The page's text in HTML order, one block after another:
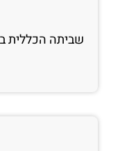
שביתה הכללית